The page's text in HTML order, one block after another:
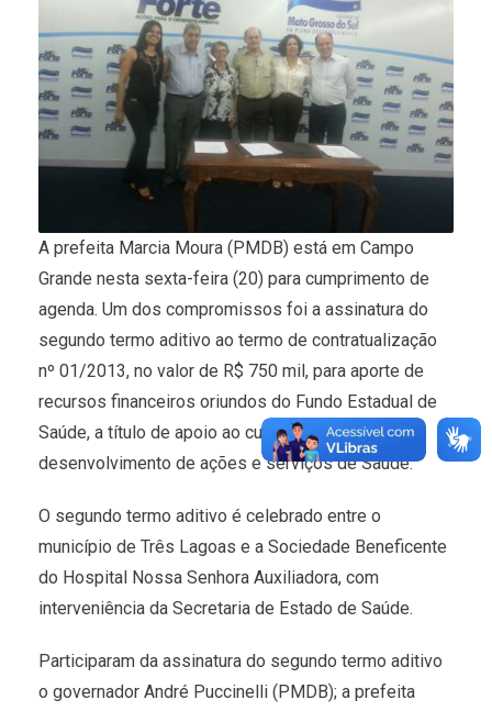
A prefeita Marcia Moura (PMDB) está em Campo
Grande nesta sexta-feira (20) para cumprimento de
agenda. Um dos compromissos foi a assinatura do
segundo termo aditivo ao termo de contratualização
nº 01/2013, no valor de R$ 750 mil, para aporte de
recursos financeiros oriundos do Fundo Estadual de
Saúde, a título de apoio ao custeio hospitalar, para
desenvolvimento de ações e serviços de Saúde.
O segundo termo aditivo é celebrado entre o
município de Três Lagoas e a Sociedade Beneficente
do Hospital Nossa Senhora Auxiliadora, com
interveniência da Secretaria de Estado de Saúde.
Participaram da assinatura do segundo termo aditivo
o governador André Puccinelli (PMDB); a prefeita